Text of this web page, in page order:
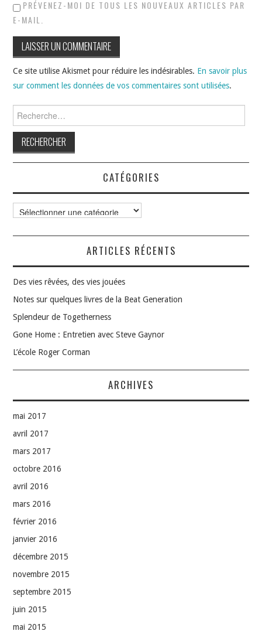
PRÉVENEZ-MOI DE TOUS LES NOUVEAUX ARTICLES PAR
E-MAIL.
Ce site utilise Akismet pour réduire les indésirables. En savoir plus
sur comment les données de vos commentaires sont utilisées.
Rechercher :
CATÉGORIES
Catégories
ARTICLES RÉCENTS
Des vies rêvées, des vies jouées
Notes sur quelques livres de la Beat Generation
Splendeur de Togetherness
Gone Home : Entretien avec Steve Gaynor
L’école Roger Corman
ARCHIVES
mai 2017
avril 2017
mars 2017
octobre 2016
avril 2016
mars 2016
février 2016
janvier 2016
décembre 2015
novembre 2015
septembre 2015
juin 2015
mai 2015